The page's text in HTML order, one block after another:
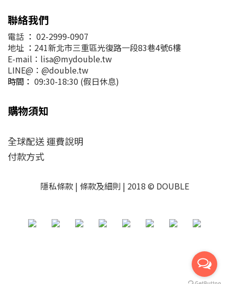
聯絡我們
電話 ： 02-2999-0907
地址 ： 241新北市三重區光復路一段83巷4號6樓
E-mail：lisa@mydouble.tw
LINE@：@double.tw
時間： 09:30-18:30 (假日休息)
購物須知
全球配送 運費說明
付款方式
隱私條款 | 條款及細則 | 2018 © DOUBLE